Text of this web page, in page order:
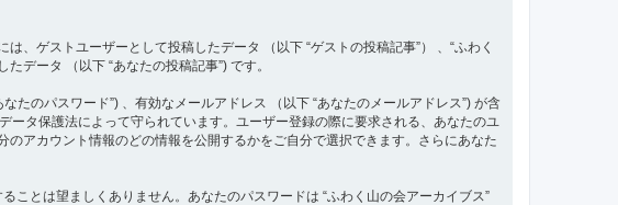
、ゲストユーザーとして投稿したデータ （以下 “ゲストの投稿記事”） 、“ふわく
データ （以下 “あなたの投稿記事”) です。
たのパスワード”) 、有効なメールアドレス （以下 “あなたのメールアドレス”) が含
ータ保護法によって守られています。ユーザー登録の際に要求される、あなたのユ
アカウント情報のどの情報を公開するかをご自分で選択できます。さらにあなた
とは望ましくありません。あなたのパスワードは “ふわく山の会アーカイブス”